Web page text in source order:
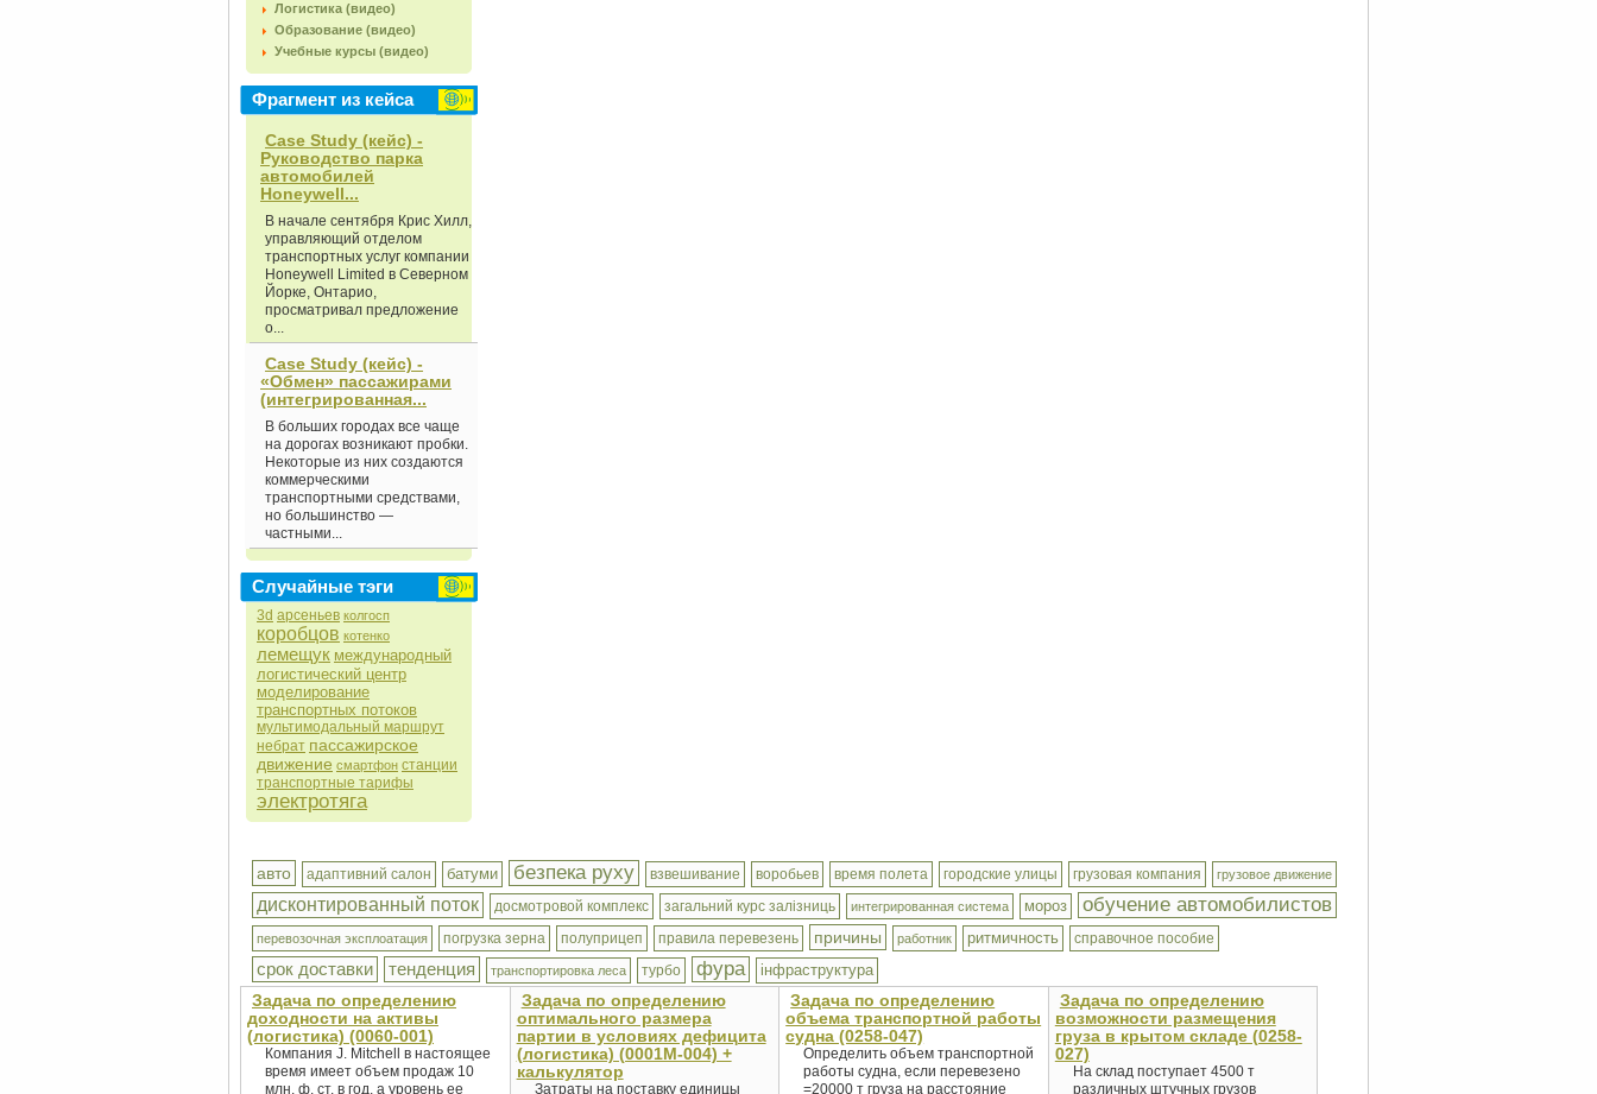
Логистика (видео)
Образование (видео)
Учебные курсы (видео)
Фрагмент из кейса
Case Study (кейс) -
Руководство парка
автомобилей
Honeywell...
В начале сентября Крис Хилл,
управляющий отделом
транспортных услуг компании
Honeywell Limited в Северном
Йорке, Онтарио,
просматривал предложение
о...
Case Study (кейс) -
«Обмен» пассажирами
(интегрированная...
В больших городах все чаще
на дорогах возникают пробки.
Некоторые из них создаются
коммерческими
транспортными средствами,
но большинство —
частными...
Случайные тэги
3d арсеньев колгосп
коробцов котенко
лемещук международный
логистический центр
моделирование
транспортных потоков
мультимодальный маршрут
небрат пассажирское
движение смартфон станции
транспортные тарифы
электротяга
авто адаптивний салон батуми безпека руху взвешивание воробьев время полета городские улицы грузовая компания грузовое движение
дисконтированный поток досмотровой комплекс загальний курс залізниць интегрированная система мороз обучение автомобилистов
перевозочная эксплоатация погрузка зерна полуприцеп правила перевезень причины работник ритмичность справочное пособие
срок доставки тенденция транспортировка леса турбо фура інфраструктура
Задача по определению
доходности на активы
(логистика) (0060-001)
Компания J. Mitchell в настоящее
время имеет объем продаж 10
млн. ф. ст. в год, а уровень ее
Задача по определению
оптимального размера
партии в условиях дефицита
(логистика) (0001М-004) +
калькулятор
Затраты на поставку единицы
Задача по определению
объема транспортной работы
судна (0258-047)
Определить объем транспортной
работы судна, если перевезено
=20000 т груза на расстояние
Задача по определению
возможности размещения
груза в крытом складе (0258-
027)
На склад поступает 4500 т
различных штучных грузов